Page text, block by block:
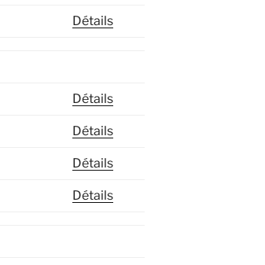
Détails
Détails
Détails
Détails
Détails